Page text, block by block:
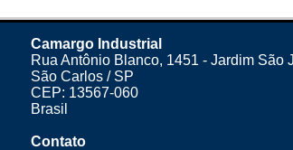
Camargo Industrial
Rua Antônio Blanco, 1451 - Jardim São
São Carlos / SP
CEP: 13567-060
Brasil
Contato